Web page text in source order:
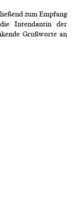
zum Empfang
Intendantin der
Grußworte an